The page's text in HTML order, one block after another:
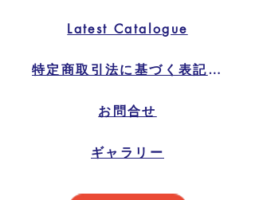
Latest Catalogue
特定商取引法に基づく表記特定商取引法に基づく表記
お問合せ
ギャラリー